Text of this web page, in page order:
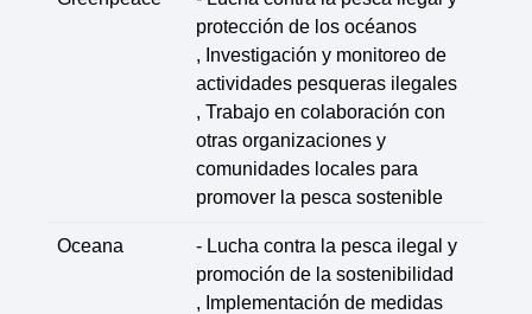
protección de los océanos
, Investigación y monitoreo de
actividades pesqueras ilegales
, Trabajo en colaboración con
otras organizaciones y
comunidades locales para
promover la pesca sostenible
Oceana
- Lucha contra la pesca ilegal y
promoción de la sostenibilidad
, Implementación de medidas